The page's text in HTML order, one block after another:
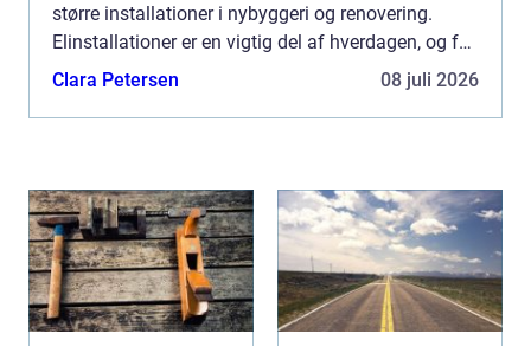
større installationer i nybyggeri og renovering.
Elinstallationer er en vigtig del af hverdagen, og fejl
kan hurtigt blive dyre både økonomisk og sikkerh...
Clara Petersen 08 juli 2026